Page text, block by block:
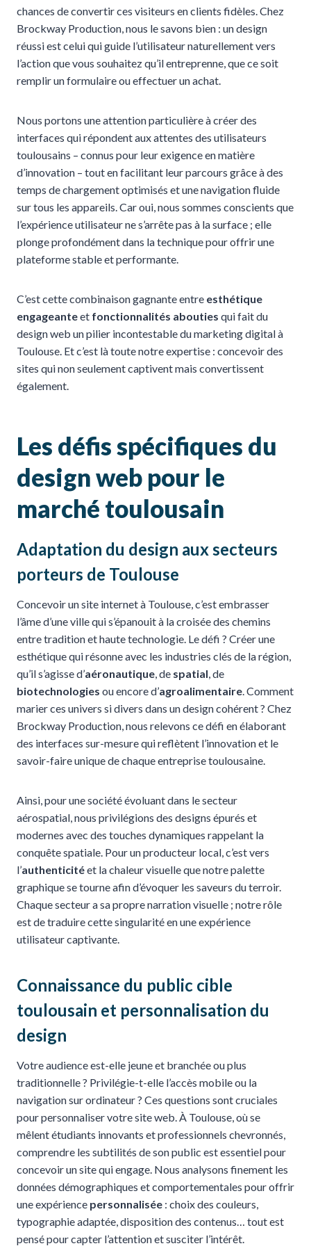
chances de convertir ces visiteurs en clients fidèles. Chez
Brockway Production, nous le savons bien : un design
réussi est celui qui guide l’utilisateur naturellement vers
l’action que vous souhaitez qu’il entreprenne, que ce soit
remplir un formulaire ou effectuer un achat.
Nous portons une attention particulière à créer des
interfaces qui répondent aux attentes des utilisateurs
toulousains – connus pour leur exigence en matière
d’innovation – tout en facilitant leur parcours grâce à des
temps de chargement optimisés et une navigation fluide
sur tous les appareils. Car oui, nous sommes conscients que
l’expérience utilisateur ne s’arrête pas à la surface ; elle
plonge profondément dans la technique pour offrir une
plateforme stable et performante.
C’est cette combinaison gagnante entre esthétique
engageanteet fonctionnalités abouties qui fait du
design web un pilier incontestable du marketing digital à
Toulouse. Et c’est là toute notre expertise : concevoir des
sites qui non seulement captivent mais convertissent
également.
Les défis spécifiques du
design web pour le
marché toulousain
Adaptation du design aux secteurs
porteurs de Toulouse
Concevoir un site internet à Toulouse, c’est embrasser
l’âme d’une ville qui s’épanouit à la croisée des chemins
entre tradition et haute technologie. Le défi ? Créer une
esthétique qui résonne avec les industries clés de la région,
qu’il s’agisse d’aéronautique , de spatial , de
biotechnologies ou encore d’agroalimentaire . Comment
marier ces univers si divers dans un design cohérent ? Chez
Brockway Production, nous relevons ce défi en élaborant
des interfaces sur-mesure qui reflètent l’innovation et le
savoir-faire unique de chaque entreprise toulousaine.
Ainsi, pour une société évoluant dans le secteur
aérospatial, nous privilégions des designs épurés et
modernes avec des touches dynamiques rappelant la
conquête spatiale. Pour un producteur local, c’est vers
l’authenticitéet la chaleur visuelle que notre palette
graphique se tourne afin d’évoquer les saveurs du terroir.
Chaque secteur a sa propre narration visuelle ; notre rôle
est de traduire cette singularité en une expérience
utilisateur captivante.
Connaissance du public cible
toulousain et personnalisation du
design
Votre audience est-elle jeune et branchée ou plus
traditionnelle ? Privilégie-t-elle l’accès mobile ou la
navigation sur ordinateur ? Ces questions sont cruciales
pour personnaliser votre site web. À Toulouse, où se
mêlent étudiants innovants et professionnels chevronnés,
comprendre les subtilités de son public est essentiel pour
concevoir un site qui engage. Nous analysons finement les
données démographiques et comportementales pour offrir
une expérience personnalisée : choix des couleurs,
typographie adaptée, disposition des contenus… tout est
pensé pour capter l’attention et susciter l’intérêt.